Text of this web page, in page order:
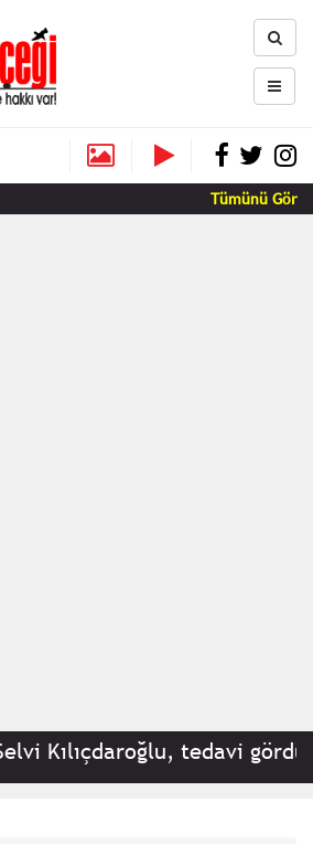
Tümünü Gör
tedavi gördüğü